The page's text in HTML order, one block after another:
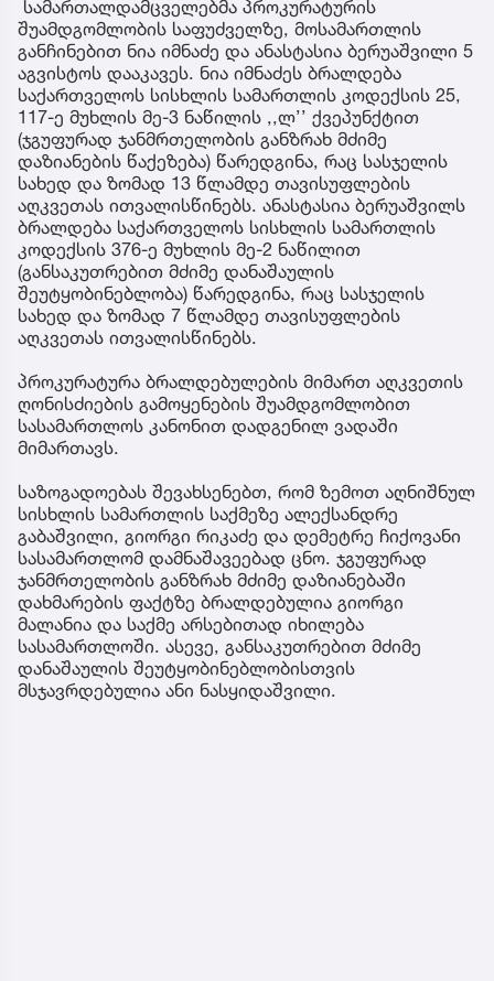
სამართალდამცველებმა პროკურატურის
შუამდგომლობის საფუძველზე, მოსამართლის
განჩინებით ნია იმნაძე და ანასტასია ბერუაშვილი 5
აგვისტოს დააკავეს. ნია იმნაძეს ბრალდება
საქართველოს სისხლის სამართლის კოდექსის 25,
117-ე მუხლის მე-3 ნაწილის ,,ლ’’ ქვეპუნქტით
(ჯგუფურად ჯანმრთელობის განზრახ მძიმე
დაზიანების წაქეზება) წარედგინა, რაც სასჯელის
სახედ და ზომად 13 წლამდე თავისუფლების
აღკვეთას ითვალისწინებს. ანასტასია ბერუაშვილს
ბრალდება საქართველოს სისხლის სამართლის
კოდექსის 376-ე მუხლის მე-2 ნაწილით
(განსაკუთრებით მძიმე დანაშაულის
შეუტყობინებლობა) წარედგინა, რაც სასჯელის
სახედ და ზომად 7 წლამდე თავისუფლების
აღკვეთას ითვალისწინებს.
პროკურატურა ბრალდებულების მიმართ აღკვეთის
ღონისძიების გამოყენების შუამდგომლობით
სასამართლოს კანონით დადგენილ ვადაში
მიმართავს.
საზოგადოებას შევახსენებთ, რომ ზემოთ აღნიშნულ
სისხლის სამართლის საქმეზე ალექსანდრე
გაბაშვილი, გიორგი რიკაძე და დემეტრე ჩიქოვანი
სასამართლომ დამნაშავეებად ცნო. ჯგუფურად
ჯანმრთელობის განზრახ მძიმე დაზიანებაში
დახმარების ფაქტზე ბრალდებულია გიორგი
მალანია და საქმე არსებითად იხილება
სასამართლოში. ასევე, განსაკუთრებით მძიმე
დანაშაულის შეუტყობინებლობისთვის
მსჯავრდებულია ანი ნასყიდაშვილი.